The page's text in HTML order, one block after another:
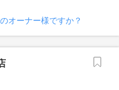
オーナー様ですか？